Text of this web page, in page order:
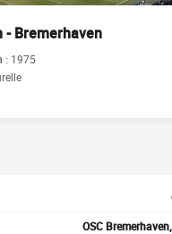
- Bremerhaven
: 1975
OSC